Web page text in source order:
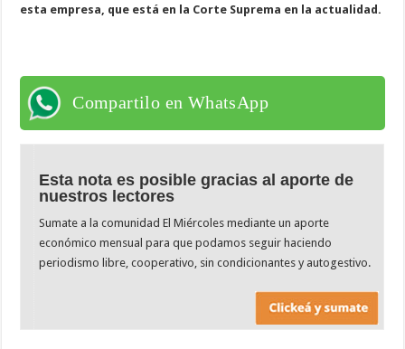
esta empresa, que está en la Corte Suprema en la actualidad.
Compartilo en WhatsApp
Esta nota es posible gracias al aporte de
nuestros lectores
Sumate a la comunidad El Miércoles mediante un aporte
económico mensual para que podamos seguir haciendo
periodismo libre, cooperativo, sin condicionantes y autogestivo.